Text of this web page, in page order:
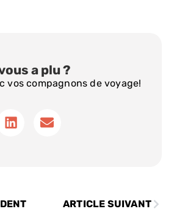
a plu ?
vos compagnons de voyage!
ARTICLE SUIVANT